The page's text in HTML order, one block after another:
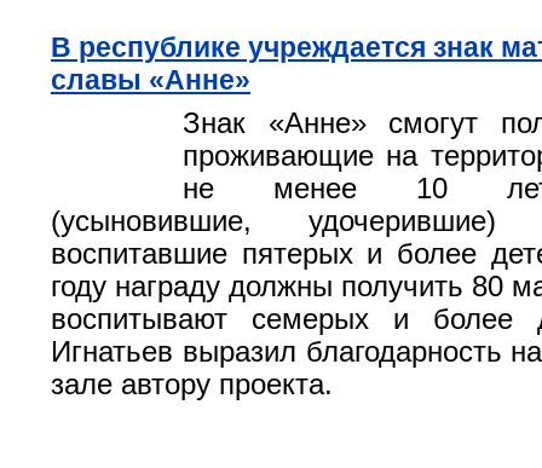
В республике учреждается знак
славы «Анне»
Знак «Анне» смогут
проживающие на
не менее 10
(усыновившие,
воспитавшие пятерых и более
году награду должны получить 80
воспитывают семерых и более
Игнатьев выразил благодарность
зале автору проекта.